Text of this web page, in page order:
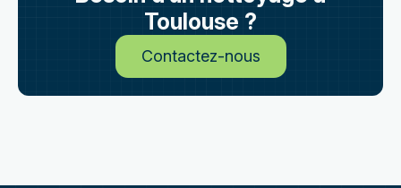
Toulouse ?
Contactez-nous